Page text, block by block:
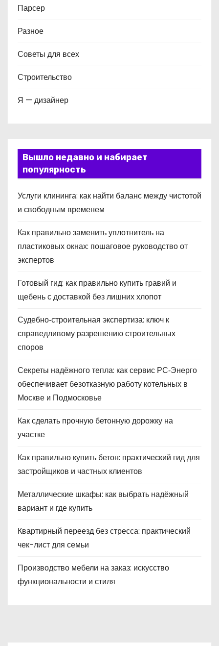
Парсер
Разное
Советы для всех
Строительство
Я — дизайнер
Вышло недавно и набирает
популярность
Услуги клининга: как найти баланс между чистотой
и свободным временем
Как правильно заменить уплотнитель на
пластиковых окнах: пошаговое руководство от
экспертов
Готовый гид: как правильно купить гравий и
щебень с доставкой без лишних хлопот
Судебно‑строительная экспертиза: ключ к
справедливому разрешению строительных
споров
Секреты надёжного тепла: как сервис РС‑Энерго
обеспечивает безотказную работу котельных в
Москве и Подмосковье
Как сделать прочную бетонную дорожку на
участке
Как правильно купить бетон: практический гид для
застройщиков и частных клиентов
Металлические шкафы: как выбрать надёжный
вариант и где купить
Квартирный переезд без стресса: практический
чек-лист для семьи
Производство мебели на заказ: искусство
функциональности и стиля